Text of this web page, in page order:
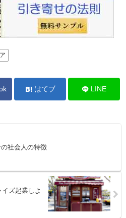
はてブ LINE
社会人の特徴
ズ起業しよ